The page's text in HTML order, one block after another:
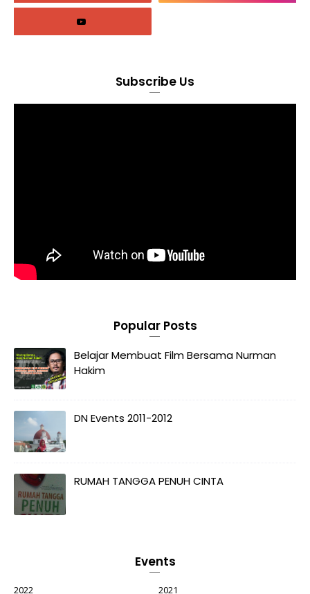
Subscribe Us
Popular Posts
Belajar Membuat Film Bersama Nurman
Hakim
DN Events 2011-2012
RUMAH TANGGA PENUH CINTA
Events
2022 2021